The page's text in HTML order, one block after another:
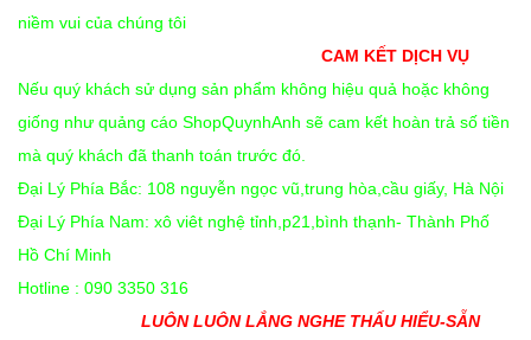
niềm vui của chúng tôi
CAM KẾT DỊCH VỤ
Nếu quý khách sử dụng sản phẩm không hiệu quả hoặc không
giống như quảng cáo ShopQuynhAnh sẽ cam kết hoàn trả số tiền
mà quý khách đã thanh toán trước đó.
Đại Lý Phía Bắc: 108 nguyễn ngọc vũ,trung hòa,cầu giấy, Hà Nội
Đại Lý Phía Nam: xô viêt nghệ tỉnh,p21,bình thạnh- Thành Phố
Hồ Chí Minh
Hotline : 090 3350 316
LUÔN LUÔN LẮNG NGHE THẤU HIỂU-SẴN